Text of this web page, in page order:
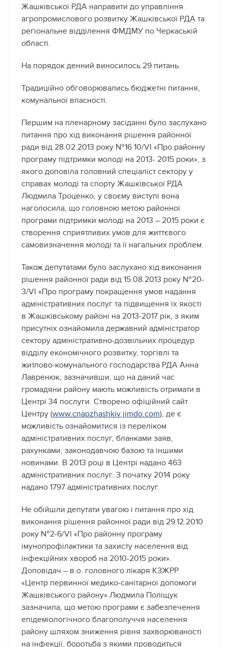
Жашківської РДА направити до управління
агропромислового розвитку Жашківської РДА та
регіональне відділення ФМДМУ по Черкаській
області.
На порядок денний виносилось 29 питань.
Традиційно обговорювались бюджетні питання,
комунальної власності.
Першим на пленарному засіданні було заслухано
питання про хід виконання рішення районної
ради від 28.02.2013 року №16 10/VІ «Про районну
програму підтримки молоді на 2013- 2015 роки», з
якого доповіла головний спеціаліст сектору у
справах молоді та спорту Жашківської РДА
Людмила Троценко, у своєму виступі вона
наголосила, що головною метою районної
програми підтримки молоді на 2013 – 2015 роки є
створення сприятливих умов для життєвого
самовизначення молоді та її нагальних проблем.
Також депутатами було заслухано хід виконання
рішення районної ради від 15.08.2013 року №20-
3/VІ «Про програму покращення умов надання
адміністративних послуг та підвищення їх якості
в Жашківському районі на 2013-2017 рік, з яким
присутніх ознайомила державний адміністратор
сектору адміністративно-дозвільних процедур
відділу економічного розвитку, торгівлі та
житлово-комунального господарства РДА Анна
Лавренюк, зазначивши, що на даний час
громадяни району мають можливість отримати в
Центрі 34 послуги. Створено офіційний сайт
Центру (www.cnapzhashkiv.jimdo.com), де є
можливість ознайомитися із переліком
адміністративних послуг, бланками заяв,
рахунками, законодавчою базою та іншими
новинами. В 2013 році в Центрі надано 463
адміністративних послуг. З початку 2014 року
надано 1797 адміністративних послуг.
Не обійшли депутати увагою і питання про хід
виконання рішення районної ради від 29.12.2010
року №2-6/VІ «Про районну програму
імунопрофілактики та захисту населення від
інфекційних хвороб на 2010-2015 роки».
Доповідач – в.о. головного лікаря КЗЖРР
«Центр первинної медико-санітарної допомоги
Жашківського району» Людмила Поліщук
зазначила, що метою програми є забезпечення
епідеміологічного благополуччя населення
району шляхом зниження рівня захворюваності
на інфекції, боротьба з якими проводиться